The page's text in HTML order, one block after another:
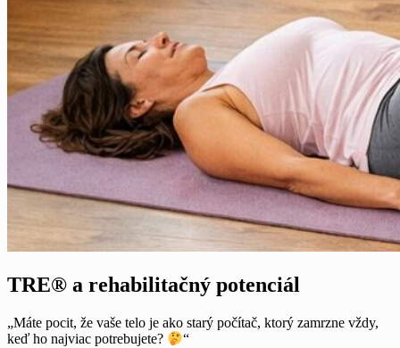
TRE® a rehabilitačný potenciál
„Máte pocit, že vaše telo je ako starý počítač, ktorý zamrzne vždy,
keď ho najviac potrebujete?
“